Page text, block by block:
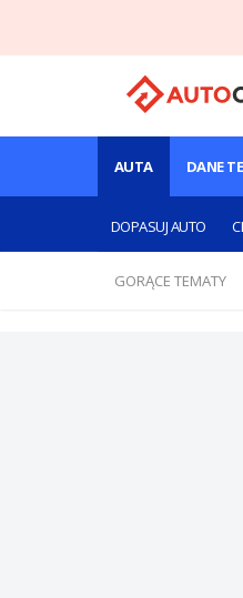
AUTA
DOPASUJ AUTO
DANE
GORĄCE TEMATY